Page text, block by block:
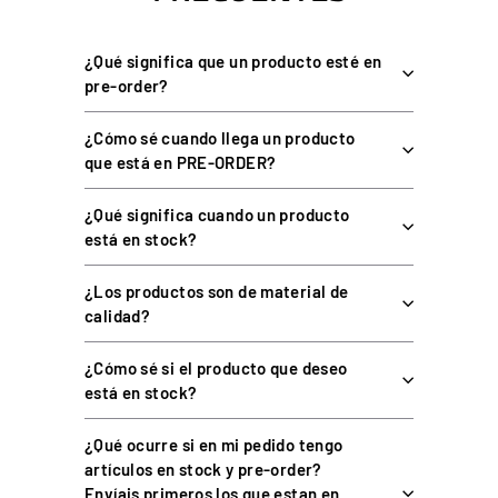
Actuador PRS50 ultrasilencioso, ideal para uso prolongado.
Arnés de 4 puntos incluido, listo para usar.
Compatible con SimTools V3 de ProSimu y alimentación de
ESPECIFICACIONES TÉCNICAS
CARACTERÍSTICA DETALLE
Velocidad de tensión Hasta 200 mm/s
Sistema Plug & Play
¿Qué significa que un producto esté en
pre-order?
¿Cómo sé cuando llega un producto
que está en PRE-ORDER?
¿Qué significa cuando un producto
está en stock?
¿Los productos son de material de
calidad?
¿Cómo sé si el producto que deseo
está en stock?
¿Qué ocurre si en mi pedido tengo
artículos en stock y pre-order?
Envíais primeros los que estan en